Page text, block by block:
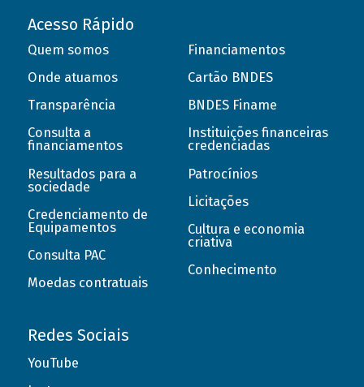
Acesso Rápido
Quem somos
Onde atuamos
Transparência
Consulta a
financiamentos
Resultados para a
sociedade
Credenciamento de
Equipamentos
Consulta PAC
Moedas contratuais
Financiamentos
Cartão BNDES
BNDES Finame
Instituições financeiras
credenciadas
Patrocínios
Licitações
Cultura e economia
criativa
Conhecimento
Redes Sociais
YouTube